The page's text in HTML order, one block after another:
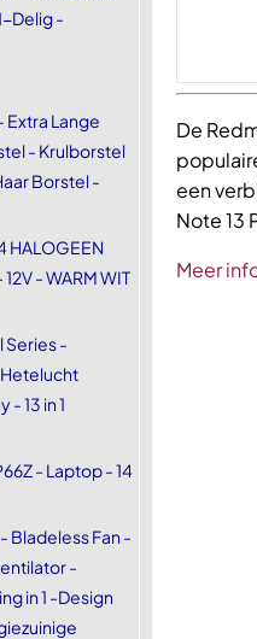
Delig -
Extra Lange
- Krulborstel
Borstel -
HALOGEEN
- WARM WIT
Series -
Hetelucht
13 in 1
- Laptop - 14
Bladeless Fan -
-
in 1 -Design
De
een
Note 13
Meer